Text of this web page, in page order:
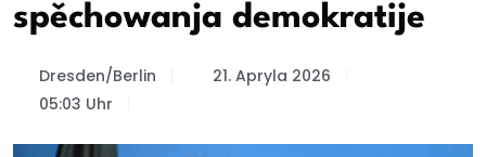
spěchowanja demokratije
Dresden/Berlin
21. Apryla 2026
05:03 Uhr